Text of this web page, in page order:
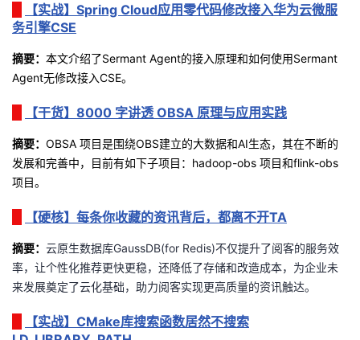
验
收
藏
议
【实战】Spring Cloud应用零代码修改接入华为云微服
务引擎CSE
摘要： 本文介绍了Sermant Agent的接入原理和如何使用Sermant
Agent无修改接入CSE。
【干货】8000 字讲透 OBSA 原理与应用实践
摘要： OBSA 项目是围绕OBS建立的大数据和AI生态，其在不断的
发展和完善中，目前有如下子项目： hadoop-obs 项目和flink-obs
项目。
【硬核】每条你收藏的资讯背后，都离不开TA
摘要： 云原生数据库GaussDB(for Redis)不仅提升了阅客的服务效
率，让个性化推荐更快更稳，还降低了存储和改造成本，为企业未
来发展奠定了云化基础，助力阅客实现更高质量的资讯触达。
【实战】CMake库搜索函数居然不搜索